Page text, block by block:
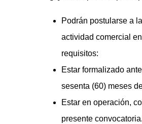
Podrán postularse a
actividad comercial
requisitos:
Estar formalizado
sesenta (60) meses
Estar en operación,
presente convocatoria.